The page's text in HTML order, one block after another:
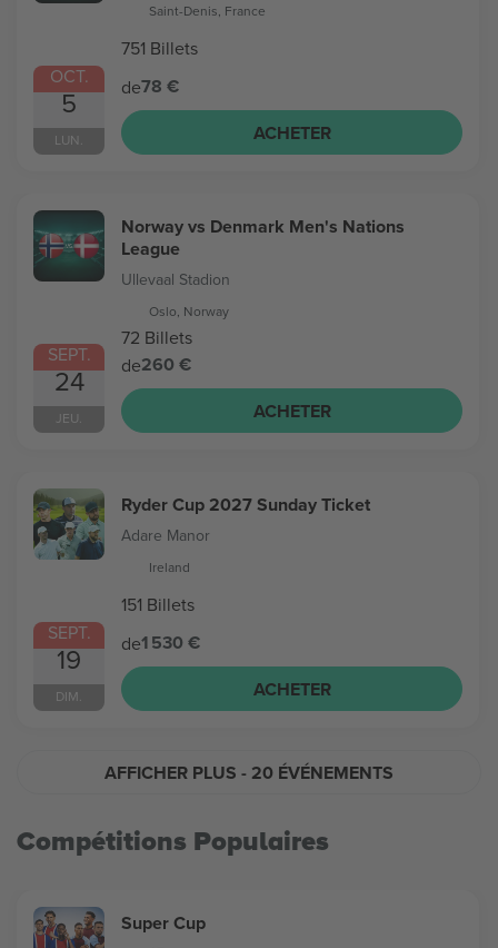
OCT.
5
LUN.
Saint-Denis, France
751 Billets
de78 €
ACHETER
SEPT.
24
JEU.
Norway vs Denmark Men's Nations
League
Ullevaal Stadion
Oslo, Norway
72 Billets
de260 €
ACHETER
SEPT.
19
DIM.
Ryder Cup 2027 Sunday Ticket
Adare Manor
Ireland
151 Billets
de1 530 €
ACHETER
AFFICHER PLUS - 20 ÉVÉNEMENTS
Compétitions Populaires
Super Cup